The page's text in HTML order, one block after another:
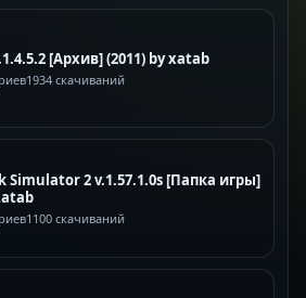
[Архив] (2011) by xatab
1934 скачиваний
Simulator 2 v.1.57.1.0s [Папка игры]
1100 скачиваний